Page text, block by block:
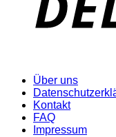
Über uns
Kontakt
FAQ
Impressum